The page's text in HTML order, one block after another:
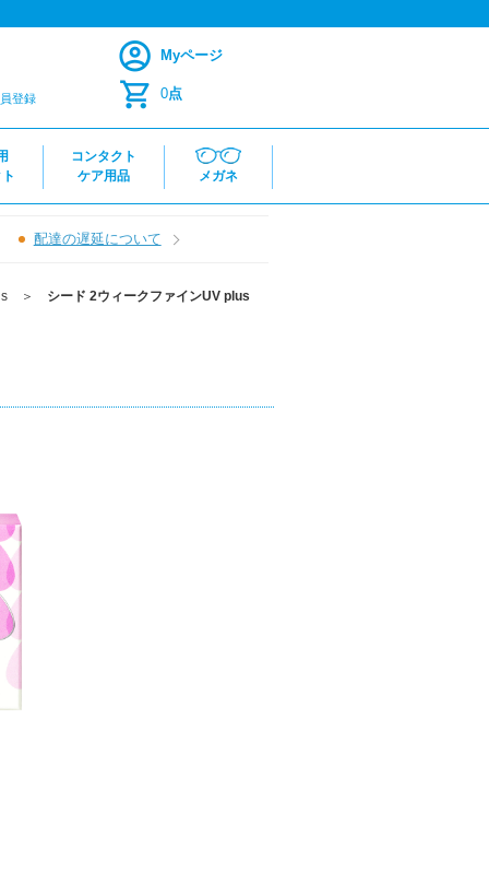
登録
Myページ
0点
コンタクト
ケア用品
メガネ
配達の遅延について
＞ シード 2ウィークファインUV plus